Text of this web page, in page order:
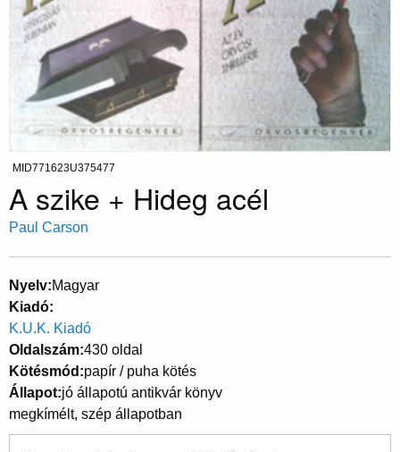
MID771623U375477
A szike + Hideg acél
Paul Carson
Nyelv Magyar
Kiadó
K.U.K. Kiadó
Oldalszám 430 oldal
Kötésmód papír / puha kötés
Állapot jó állapotú antikvár könyv
megkímélt, szép állapotban